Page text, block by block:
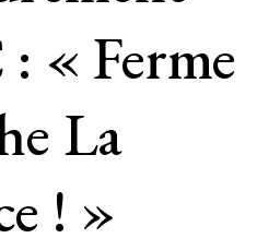
« Ferme
La
! »